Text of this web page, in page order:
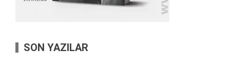
SON YAZILAR